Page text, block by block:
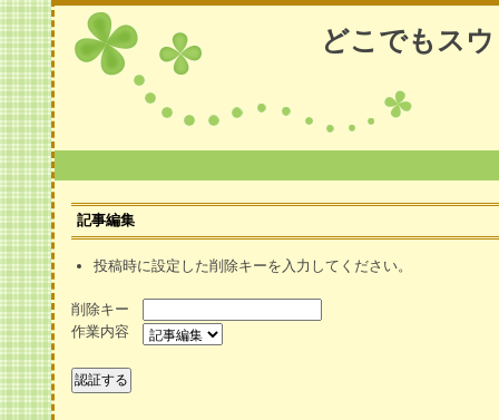
どこでもス
記事編集
投稿時に設定した削除キーを入力してください。
削除キー
作業内容